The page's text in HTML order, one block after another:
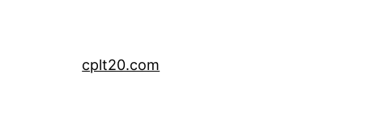
cplt20.com